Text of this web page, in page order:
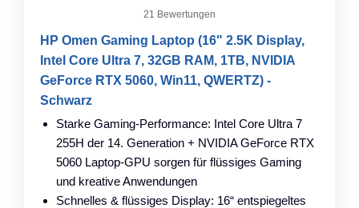
21 Bewertungen
HP Omen Gaming Laptop (16" 2.5K Display,
Intel Core Ultra 7, 32GB RAM, 1TB, NVIDIA
GeForce RTX 5060, Win11, QWERTZ) -
Schwarz
Starke Gaming-Performance: Intel Core Ultra 7
255H der 14. Generation + NVIDIA GeForce RTX
5060 Laptop-GPU sorgen für flüssiges Gaming
und kreative Anwendungen
Schnelles & flüssiges Display: 16“ entspiegeltes